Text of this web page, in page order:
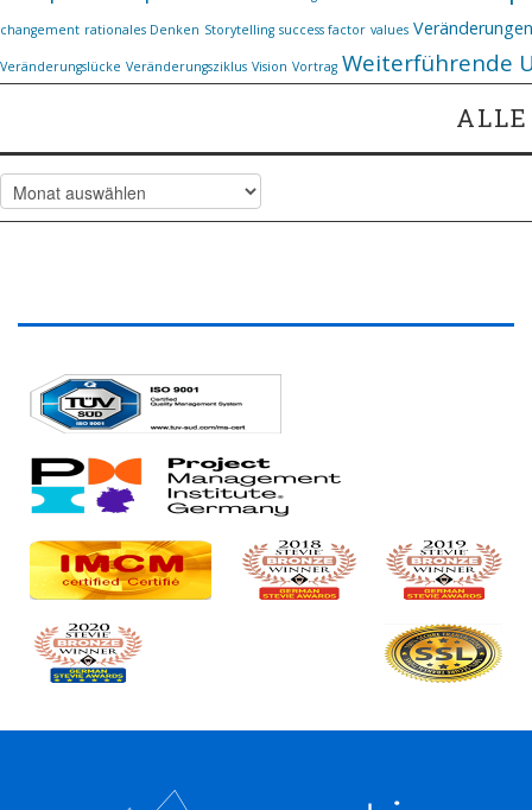
changement rationales Denken Storytelling success factor values Veränderungen
Veränderungslücke Veränderungsziklus Vision Vortrag Weiterführende
Alle Artikel